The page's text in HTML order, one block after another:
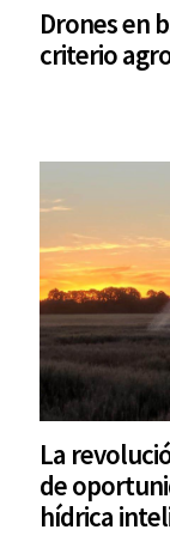
Drones en
criterio
La
de
hídrica